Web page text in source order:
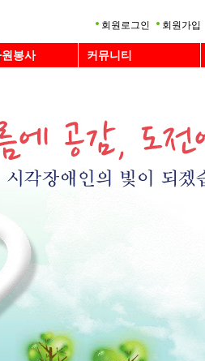
회원로그인 회원가입
봉사 커뮤니티